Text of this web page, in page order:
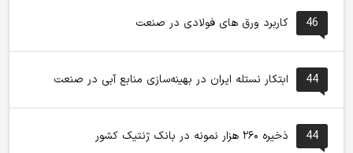
46 کاربرد ورق های فولادی در صنعت
44 ابتکار نستله ایران در بهینه‌سازی منابع آبی در صنعت
44 ذخیره ۲۶۰ هزار نمونه در بانک ژنتیک کشور